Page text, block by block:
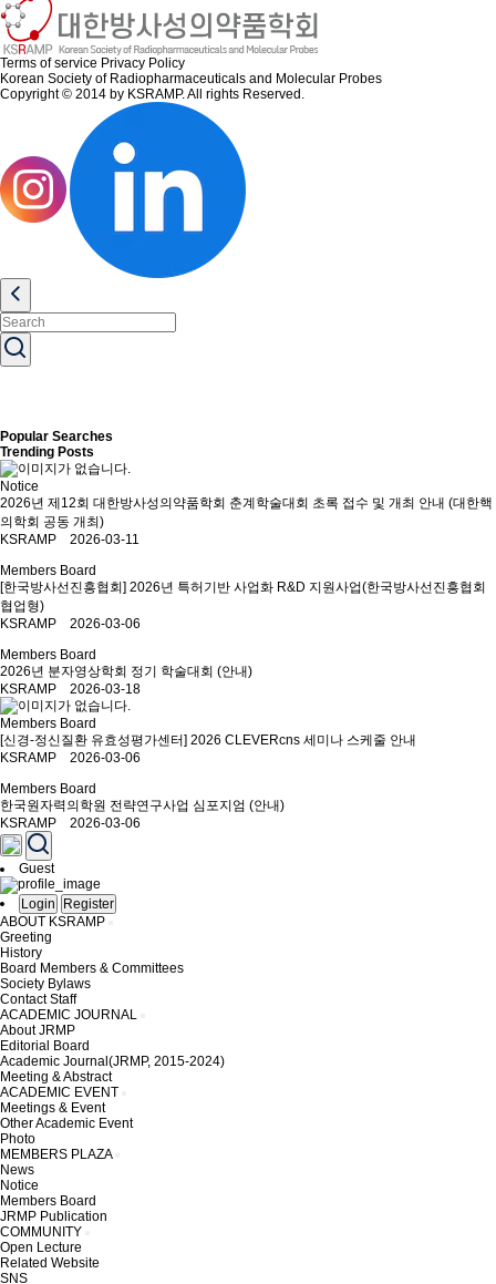
Terms of service Privacy Policy
Korean Society of Radiopharmaceuticals and Molecular Probes
Copyright © 2014 by KSRAMP. All rights Reserved.
Popular Searches
Trending Posts
Notice
2026년 제12회 대한방사성의약품학회 춘계학술대회 초록 접수 및 개최 안내 (대한핵
의학회 공동 개최)
KSRAMP 2026-03-11
Members Board
[한국방사선진흥협회] 2026년 특허기반 사업화 R&D 지원사업(한국방사선진흥협회
협업형)
KSRAMP 2026-03-06
Members Board
2026년 분자영상학회 정기 학술대회 (안내)
KSRAMP 2026-03-18
Members Board
[신경-정신질환 유효성평가센터] 2026 CLEVERcns 세미나 스케줄 안내
KSRAMP 2026-03-06
Members Board
한국원자력의학원 전략연구사업 심포지엄 (안내)
KSRAMP 2026-03-06
Guest
Login
Register
ABOUT KSRAMP
Greeting
History
Board Members & Committees
Society Bylaws
Contact Staff
ACADEMIC JOURNAL
About JRMP
Editorial Board
Academic Journal(JRMP, 2015-2024)
Meeting & Abstract
ACADEMIC EVENT
Meetings & Event
Other Academic Event
Photo
MEMBERS PLAZA
News
Notice
Members Board
JRMP Publication
COMMUNITY
Open Lecture
Related Website
SNS